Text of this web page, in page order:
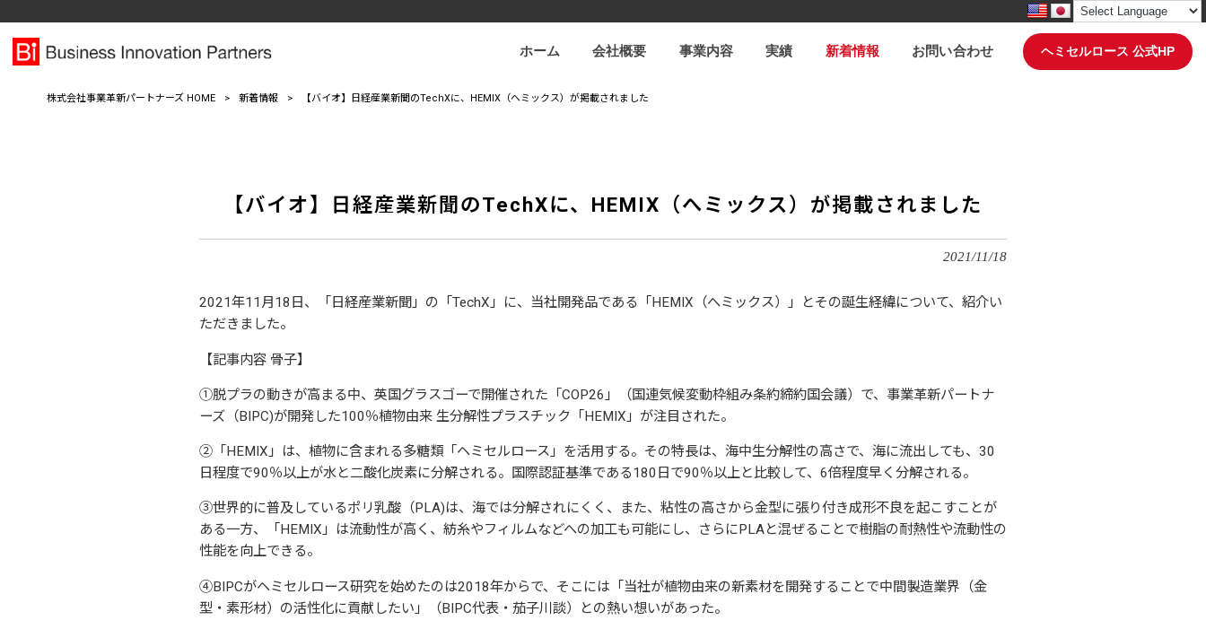
ホーム 会社概要 事業内容 実績 新着情報 お問い合わせ ヘミセルロース 公式HP
株式会社事業革新パートナーズ HOME > 新着情報 > 【バイオ】日経産業新聞のTechXに、HEMIX（へミックス）が掲載されました
【バイオ】日経産業新聞のTechXに、HEMIX（へミックス）が掲載されました
2021/11/18
2021年11月18日、「日経産業新聞」の「TechX」に、当社開発品である「HEMIX（へミックス）」とその誕生経緯について、紹介い
ただきました。
【記事内容 骨子】
①脱プラの動きが高まる中、英国グラスゴーで開催された「COP26」（国連気候変動枠組み条約締約国会議）で、事業革新パートナ
ーズ（BIPC)が開発した100％植物由来 生分解性プラスチック「HEMIX」 が注目された。
②「HEMIX」は、植物に含まれる多糖類「ヘミセルロース」を活用する。その特長は、海中生分解性の高さで、海に流出しても、30
日程度で90％以上が水と二酸化炭素に分解される。国際認証基準である180日で90％以上と比較して、6倍程度早く分解される。
③世界的に普及しているポリ乳酸（PLA)は、海では分解されにくく、また、粘性の高さから金型に張り付き成形不良を起こすことが
ある一方、「HEMIX」は流動性が高く、紡糸やフィルムなどへの加工も可能にし、さらにPLAと混ぜることで樹脂の耐熱性や流動性の
性能を向上できる。
④BIPCがヘミセルロース研究を始めたのは2018年からで、そこには「当社が植物由来の新素材を開発することで中間製造業界（金
型・素形材）の活性化に貢献したい」（BIPC代表・茄子川談）との熱い想いがあった。